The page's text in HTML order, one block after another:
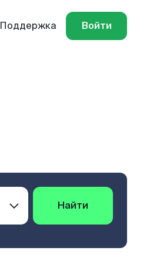
Поддержка Войти
Найти